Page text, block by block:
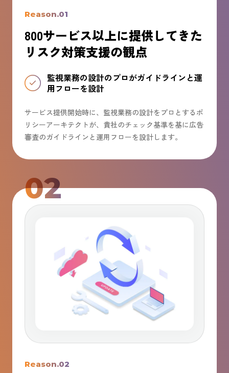
Reason.01
800サービス以上に提供してきた
リスク対策支援の観点
監視業務の設計のプロがガイドラインと運
用フローを設計
サービス提供開始時に、監視業務の設計をプロとするポ
リシーアーキテクトが、貴社のチェック基準を基に広告
審査のガイドラインと運用フローを設計します。
02
Reason.02